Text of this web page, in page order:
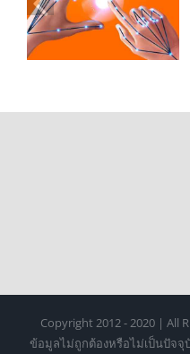
บทบาทของ
Tracking ในการ
Copyright 2012 - 2020 | All
ข้อมูลไม่ถูกต้องหรือไม่เป็นปัจจุ